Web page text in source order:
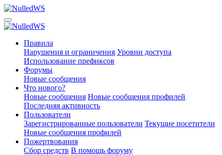
Правила
Нарушения и ограничения Уровни доступа
Использование префиксов
Форумы
Новые сообщения
Что нового?
Новые сообщения Новые сообщения профилей
Последняя активность
Пользователи
Зарегистрированные пользователи Текущие посетители
Новые сообщения профилей
Пожертвования
Сбор средств В помощь форуму